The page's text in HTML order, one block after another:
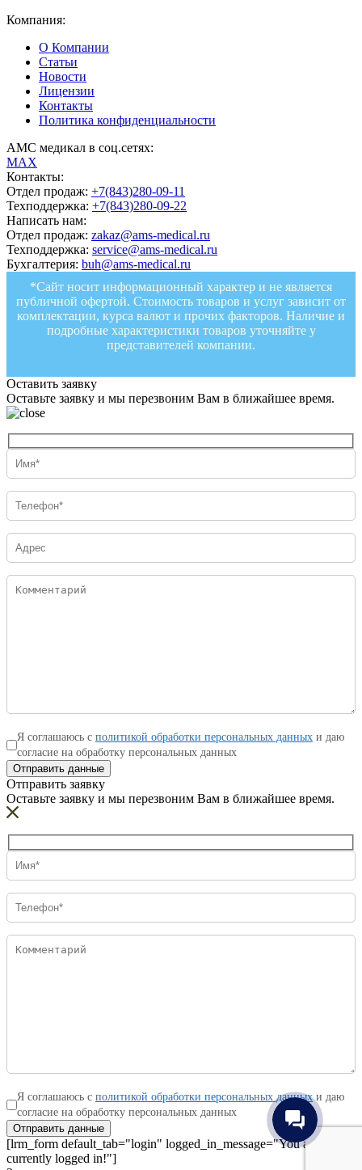
Компания:
О Компании
Статьи
Новости
Лицензии
Контакты
Политика конфиденциальности
АМС медикал в соц.сетях:
MAX
Контакты:
Отдел продаж: +7(843)280-09-11
Техподдержка: +7(843)280-09-22
Написать нам:
Отдел продаж: zakaz@ams-medical.ru
Техподдержка: service@ams-medical.ru
Бухгалтерия: buh@ams-medical.ru
*Сайт носит информационный характер и не является
публичной офертой. Стоимость товаров и услуг зависит от
комплектации, курса валют и прочих факторов. Наличие и
подробные характеристики товаров уточняйте у
представителей компании.
Оставить заявку
Оставьте заявку и мы перезвоним Вам в ближайшее время.
Я соглашаюсь с политикой обработки персональных данных и даю
согласие на обработку персональных данных
Отправить данные
Отправить заявку
Оставьте заявку и мы перезвоним Вам в ближайшее время.
Я соглашаюсь с политикой обработки персональных данныхи даю
согласие на обработку персональных данных
Отправить данные
[lrm_form default_tab="login" logged_in_message="You are
currently logged in!"]